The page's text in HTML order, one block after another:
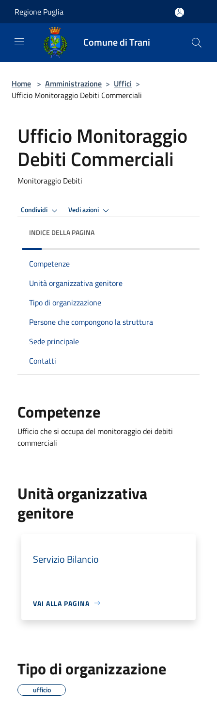
Regione Puglia
Comune di Trani
Home > Amministrazione > Uffici >
Ufficio Monitoraggio Debiti Commerciali
Ufficio Monitoraggio
Debiti Commerciali
Monitoraggio Debiti
Condividi Vedi azioni
INDICE DELLA PAGINA
Competenze
Unità organizzativa genitore
Tipo di organizzazione
Persone che compongono la struttura
Sede principale
Contatti
Competenze
Ufficio che si occupa del monitoraggio dei debiti
commerciali
Unità organizzativa
genitore
Servizio Bilancio
VAI ALLA PAGINA
Tipo di organizzazione
ufficio